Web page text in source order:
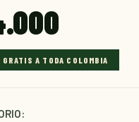
A TODA COLOMBIA
del Ganadero